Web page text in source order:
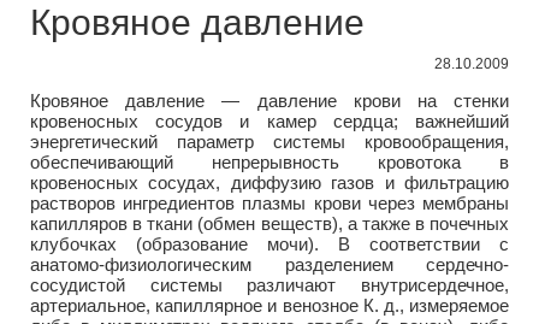
Кровяное давление
28.10.2009
Кровяное давление — давление крови на стенки
кровеносных сосудов и камер сердца; важнейший
энергетический параметр системы кровообращения,
обеспечивающий непрерывность кровотока в
кровеносных сосудах, диффузию газов и фильтрацию
растворов ингредиентов плазмы крови через мембраны
капилляров в ткани (обмен веществ), а также в почечных
клубочках (образование мочи). В соответствии с
анатомо-физиологическим разделением сердечно-
сосудистой системы различают внутрисердечное,
артериальное, капиллярное и венозное К. д., измеряемое